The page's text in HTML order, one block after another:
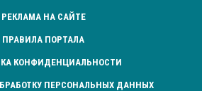
РЕКЛАМА НА САЙТЕ
ПРАВИЛА ПОРТАЛА
КОНФИДЕНЦИАЛЬНОСТИ
ПЕРСОНАЛЬНЫХ ДАННЫХ